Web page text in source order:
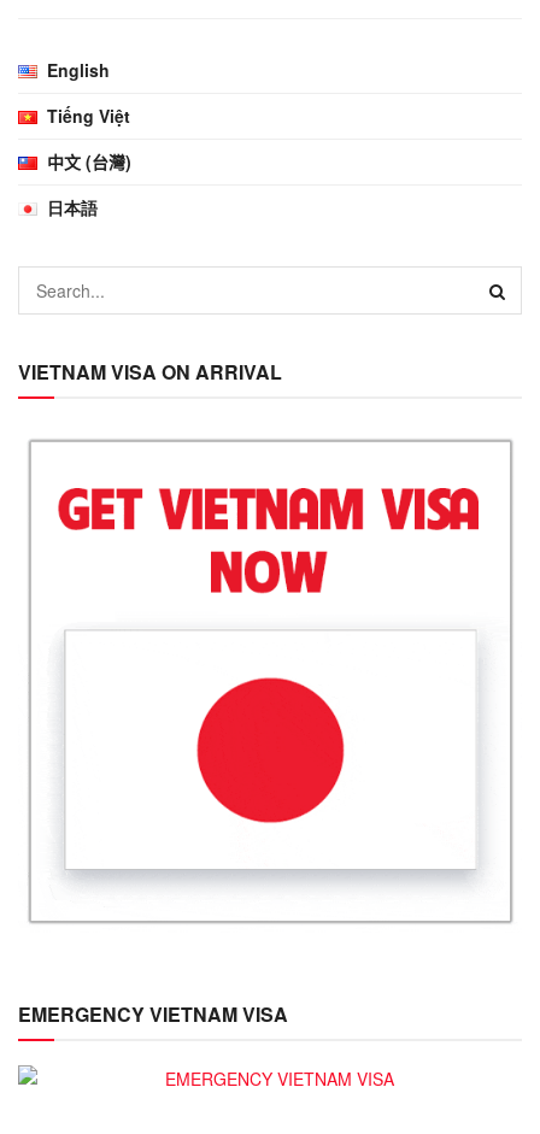
English
Tiếng Việt
中文 (台灣)
日本語
VIETNAM VISA ON ARRIVAL
EMERGENCY VIETNAM VISA